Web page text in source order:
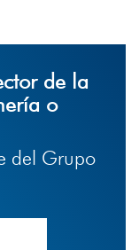
de la
o
del Grupo